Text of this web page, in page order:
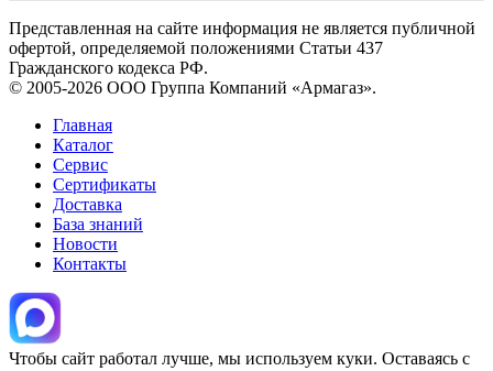
Представленная на сайте информация не является публичной
офертой, определяемой положениями Статьи 437
Гражданского кодекса РФ.
© 2005-2026 ООО Группа Компаний «Армагаз».
Главная
Каталог
Сервис
Сертификаты
Доставка
База знаний
Новости
Контакты
Чтобы сайт работал лучше, мы используем куки. Оставаясь с